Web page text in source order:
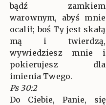
bądź zamkiem
warownym, abyś mnie
ocalił; boś Ty jest skałą
mą i twierdzą,
wywiedziesz mnie i
pokierujesz dla
imienia Twego.
Ps 30:2
Do Ciebie, Panie, się